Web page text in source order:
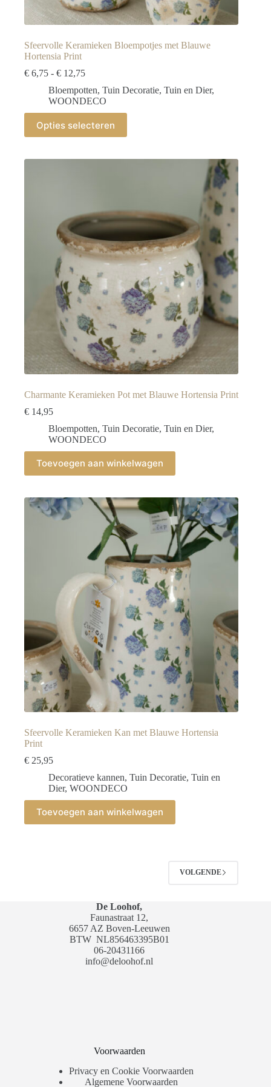
Sfeervolle Keramieken Bloempotjes met Blauwe
Hortensia Print
€ 6,75 - € 12,75Prijsklasse:
tot
€ 12,75
Bloempotten, Tuin Decoratie, Tuin en Dier,
WOONDECO
Opties selecteren
Dit
product
heeft
variaties.
productpagina
Charmante Keramieken Pot met Blauwe Hortensia Print
€ 14,95
Bloempotten, Tuin Decoratie, Tuin en Dier,
WOONDECO
Toevoegen aan winkelwagen
Sfeervolle Keramieken Kan met Blauwe Hortensia
Print
€ 25,95
Decoratieve kannen, Tuin Decoratie, Tuin en
Dier, WOONDECO
Toevoegen aan winkelwagen
VOLGENDE
De Loohof,
Faunastraat 12,
6657 AZ Boven-Leeuwen
BTW NL856463395B01
06-20431166
info@deloohof.nl
Voorwaarden
Privacy en Cookie Voorwaarden
Algemene Voorwaarden